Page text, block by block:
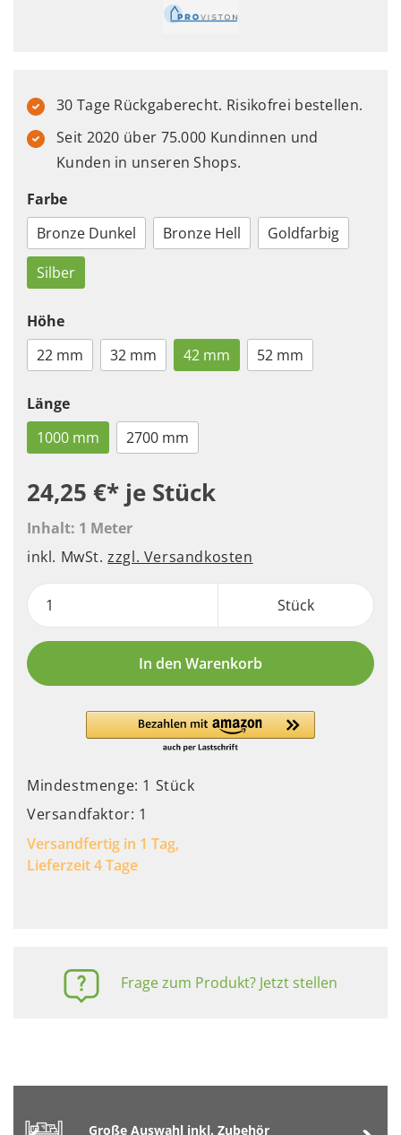
30 Tage Rückgaberecht. Risikofrei bestellen.
Seit 2020 über 75.000 Kundinnen und
Kunden in unseren Shops.
Farbe
Bronze Dunkel
Bronze Hell
Goldfarbig
Silber
Höhe
22 mm
32 mm 42 mm 52 mm
Länge
1000 mm
2700 mm
24,25 €* je Stück
Inhalt: 1 Meter
inkl. MwSt.zzgl. Versandkosten
Stück
In den Warenkorb
Mindestmenge: 1 Stück
Versandfaktor: 1
Versandfertig in 1 Tag,
Lieferzeit 4 Tage
Frage zum Produkt? Jetzt stellen
Große Auswahl inkl. Zubehör